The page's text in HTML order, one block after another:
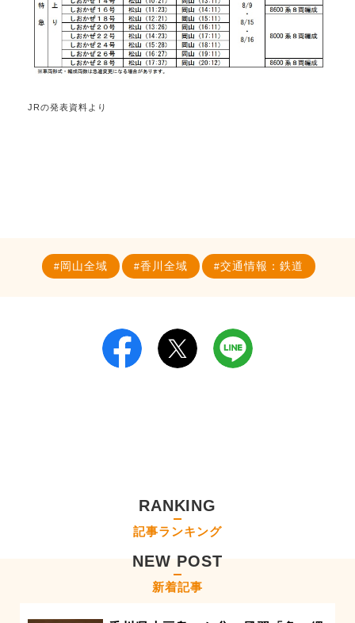
JRの発表資料より
岡山全域 香川全域 交通情報：鉄道
RANKING
記事ランキング
NEW POST
新着記事